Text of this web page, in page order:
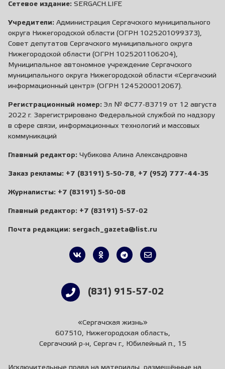
Сетевое издание: SERGACH.LIFE
Учредители: Администрация Сергачского муниципального
округа Нижегородской области (ОГРН 1025201099373),
Совет депутатов Сергачского муниципального округа
Нижегородской области (ОГРН 1025201106204),
Муниципальное автономное учреждение Сергачского
муниципального округа Нижегородской области «Сергачский
информационный центр» (ОГРН 1245200012067).
Регистрационный номер: Эл № ФС77-83719 от 12 августа
2022 г. Зарегистрировано Федеральной службой по надзору
в сфере связи, информационных технологий и массовых
коммуникаций
Главный редактор: Чубикова Алина Александровна
Заказ рекламы: +7 (83191) 5-50-78 +7 (952) 777-44-35
Журналисты: +7 (83191) 5-50-08
Главный редактор: +7 (83191) 5-57-02
Почта редакции: sergach_gazeta@list.ru
(831) 915-57-02
«Сергачская жизнь»
607510, Нижегородская область,
Сергачский р-н, Сергач г., Юбилейный п., 15